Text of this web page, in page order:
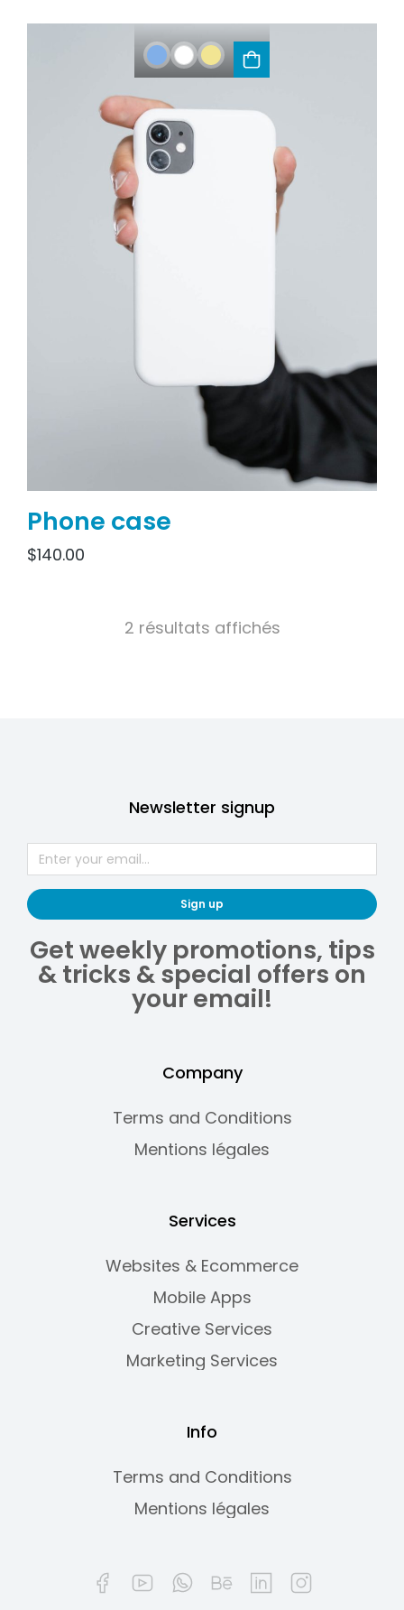
Phone case
$140.00
2 résultats affichés
Newsletter signup
Sign up
Get weekly promotions, tips
& tricks & special offers on
your email!
Company
Terms and Conditions
Mentions légales
Services
Websites & Ecommerce
Mobile Apps
Creative Services
Marketing Services
Info
Terms and Conditions
Mentions légales